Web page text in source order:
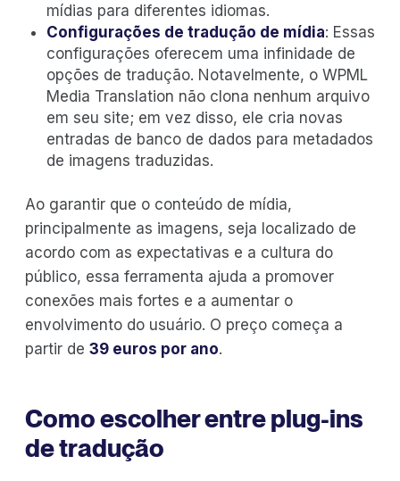
mídias para diferentes idiomas.
Configurações de tradução de mídia: Essas
configurações oferecem uma infinidade de
opções de tradução. Notavelmente, o WPML
Media Translation não clona nenhum arquivo
em seu site; em vez disso, ele cria novas
entradas de banco de dados para metadados
de imagens traduzidas.
Ao garantir que o conteúdo de mídia,
principalmente as imagens, seja localizado de
acordo com as expectativas e a cultura do
público, essa ferramenta ajuda a promover
conexões mais fortes e a aumentar o
envolvimento do usuário. O preço começa a
partir de 39 euros por ano.
Como escolher entre plug-ins
de tradução